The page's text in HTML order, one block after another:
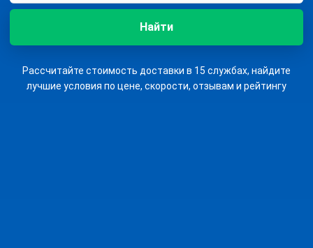
Найти
Рассчитайте стоимость доставки в 15 службах, найдите
лучшие условия по цене, скорости, отзывам и рейтингу